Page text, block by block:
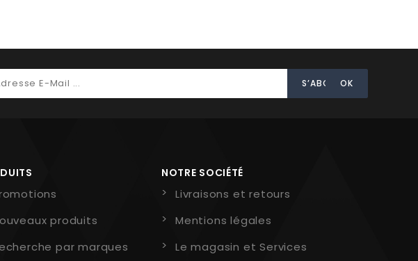
produits
par marques
NOTRE SOCIÉTÉ
Livraisons et retours
Mentions légales
Le magasin et Services